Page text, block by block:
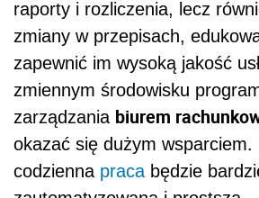
raporty i rozliczenia, lecz
zmiany w przepisach,
zapewnić im wysoką jakość
zmiennym środowisku
zarządzania biurem
okazać się dużym wsparciem.
codzienna praca będzie